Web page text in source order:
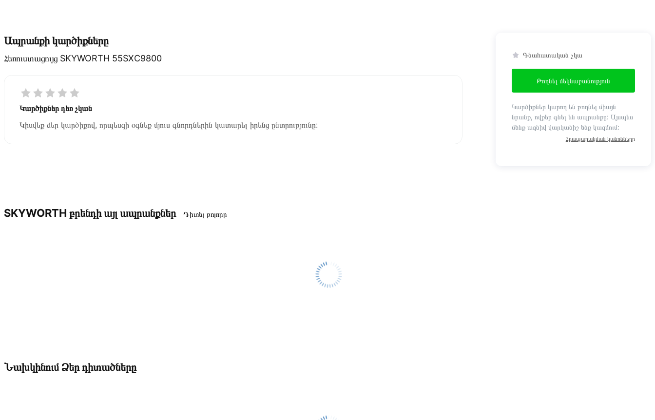
Ապրանքի կարծիքները
Հեռուստացույց SKYWORTH 55SXC9800
Կարծիքներ դեռ չկան
Կիսվեք ձեր կարծիքով, որպեսզի օգնեք մյուս գնորդներին կատարել իրենց ընտրությունը:
Գնահատական չկա
Թողնել մեկնաբանություն
Կարծիքներ կարող են թողնել միայն
նրանք, ովքեր գնել են ապրանքը: Այսպես
մենք ազնիվ վարկանիշ ենք կազմում:
Հրապարակման կանոնները
SKYWORTH բրենդի այլ ապրանքներ Դիտել բոլորը
Նախկինում Ձեր դիտածները